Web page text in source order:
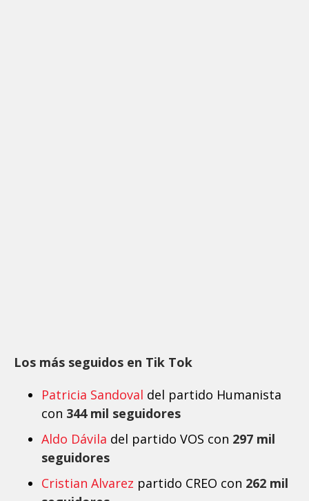
Los más seguidos en Tik Tok
Patricia Sandoval del partido Humanista
con 344 mil seguidores
Aldo Dávila del partido VOS con 297 mil
seguidores
Cristian Alvarez partido CREO con 262 mil